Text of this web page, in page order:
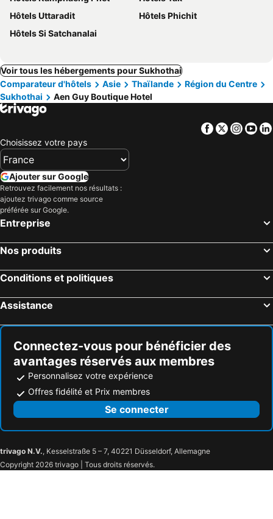
Hôtels Uttaradit
Hôtels Phichit
Hôtels Si Satchanalai
Voir tous les hébergements pour Sukhothai
Comparateur d'hôtels
Asie Thaïlande
Région du Centre
Sukhothai
Aen Guy Boutique Hotel
Facebook
Twitter
Choisissez votre pays
Ajouter sur Google
Retrouvez facilement nos résultats :
ajoutez trivago comme source
préférée sur Google.
Entreprise
Nos produits
Conditions et politiques
Assistance
Connectez-vous pour bénéficier des
avantages réservés aux membres
Personnalisez votre expérience
Offres fidélité et Prix membres
Se connecter
trivago N.V., Kesselstraße 5 – 7, 40221 Düsseldorf, Allemagne
Copyright 2026 trivago | Tous droits réservés.